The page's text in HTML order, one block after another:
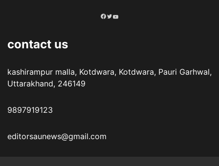
Facebook
Twitter
YouTube
contact us
kashirampur malla, Kotdwara, Kotdwara, Pauri Garhwal,
Uttarakhand, 246149
9897919123
editorsaunews@gmail.com